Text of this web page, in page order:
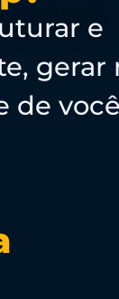
e
gerar
de